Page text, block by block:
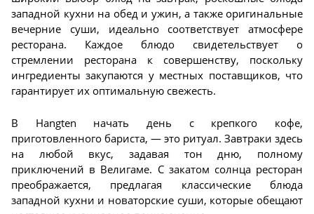
западной кухни на обед и ужин, а также оригинальные
вечерние суши, идеально соответствует атмосфере
ресторана. Каждое блюдо свидетельствует о
стремлении ресторана к совершенству, поскольку
ингредиенты закупаются у местных поставщиков, что
гарантирует их оптимальную свежесть.
В Hangten начать день с крепкого кофе,
приготовленного бариста, — это ритуал. Завтраки здесь
на любой вкус, задавая тон дню, полному
приключений в Велигаме. С закатом солнца ресторан
преображается, предлагая классические блюда
западной кухни и новаторские суши, которые обещают